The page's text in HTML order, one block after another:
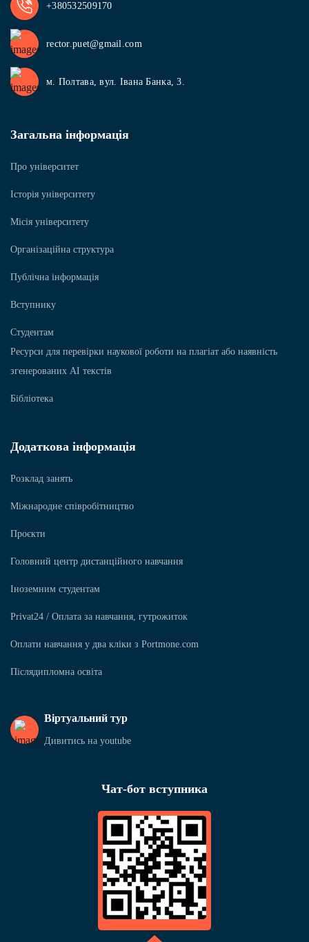
+380532509170
rector.puet@gmail.com
м. Полтава, вул. Івана Банка, 3.
Загальна інформація
Про університет
Історія університету
Місія університету
Організаційна структура
Публічна інформація
Вступнику
Студентам
Ресурси для перевірки наукової роботи на плагіат або наявність
згенерованих АІ текстів
Бібліотека
Додаткова інформація
Розклад занять
Міжнародне співробітництво
Проєкти
Головний центр дистанційного навчання
Іноземним студентам
Privat24 / Оплата за навчання, гутрожиток
Оплати навчання у два кліки з Portmone.com
Післядипломна освіта
Віртуальний тур
Дивитись на youtube
Чат-бот вступника